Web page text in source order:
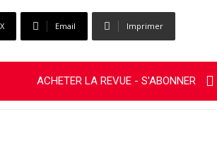
X Email Imprimer
ACHETER LA REVUE - S'ABONNER